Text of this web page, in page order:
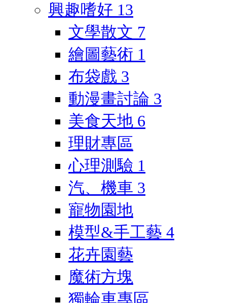
興趣嗜好 13
文學散文 7
繪圖藝術 1
布袋戲 3
動漫畫討論 3
美食天地 6
理財專區
心理測驗 1
汽、機車 3
寵物園地
模型&手工藝 4
花卉園藝
魔術方塊
獨輪車專區